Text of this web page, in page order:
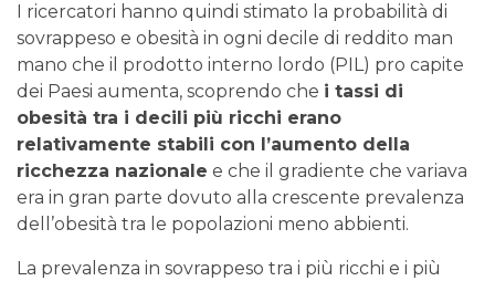
I ricercatori hanno quindi stimato la probabilità di
sovrappeso e obesità in ogni decile di reddito man
mano che il prodotto interno lordo (PIL) pro capite
dei Paesi aumenta, scoprendo che i tassi di
obesità tra i decili più ricchi erano
relativamente stabili con l’aumento della
ricchezza nazionale e che il gradiente che variava
era in gran parte dovuto alla crescente prevalenza
dell’obesità tra le popolazioni meno abbienti.
La prevalenza in sovrappeso tra i più ricchi e i più